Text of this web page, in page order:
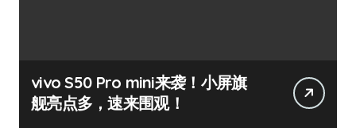
vivo S50 Pro mini来袭！小屏旗
舰亮点多，速来围观！